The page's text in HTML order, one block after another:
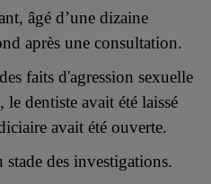
âgé d’une dizaine
après une consultation.
faits d'agression sexuelle
dentiste avait été laissé
avait été ouverte.
des investigations.